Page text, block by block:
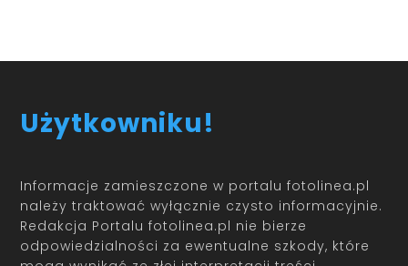
Użytkowniku!
Informacje zamieszczone w portalu fotolinea.pl
należy traktować wyłącznie czysto informacyjnie.
Redakcja Portalu fotolinea.pl nie bierze
odpowiedzialności za ewentualne szkody, które